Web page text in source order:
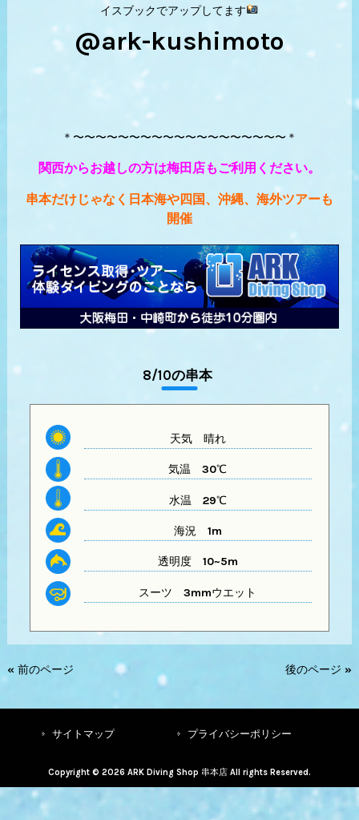
イスブックでアップしてます
@ark-kushimoto
＊〜〜〜〜〜〜〜〜〜〜〜〜〜〜〜〜〜〜〜＊
関西からお越しの方は梅田店もご利用ください。
串本だけじゃなく日本海や四国、沖縄、海外ツアーも
開催
8/10の串本
天気晴れ
気温 30℃
水温 29℃
海況 1m
透明度10~5m
スーツ 3mmウエット
« 前のページ 後のページ »
サイトマップ プライバシーポリシー
Copyright © 2026 ARK Diving Shop 串本店 All rights Reserved.